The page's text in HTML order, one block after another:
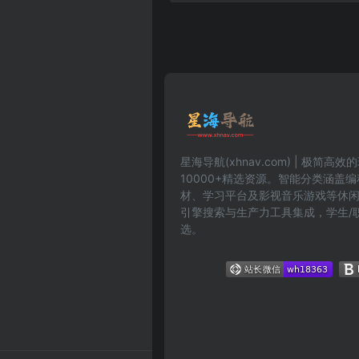
星海导航(xhnav.com) | 极简高效
10000+精选资源。智能分类涵盖
材、学习平台及影视音乐游戏等休
引擎搜索与生产力工具集成，学生/
选。